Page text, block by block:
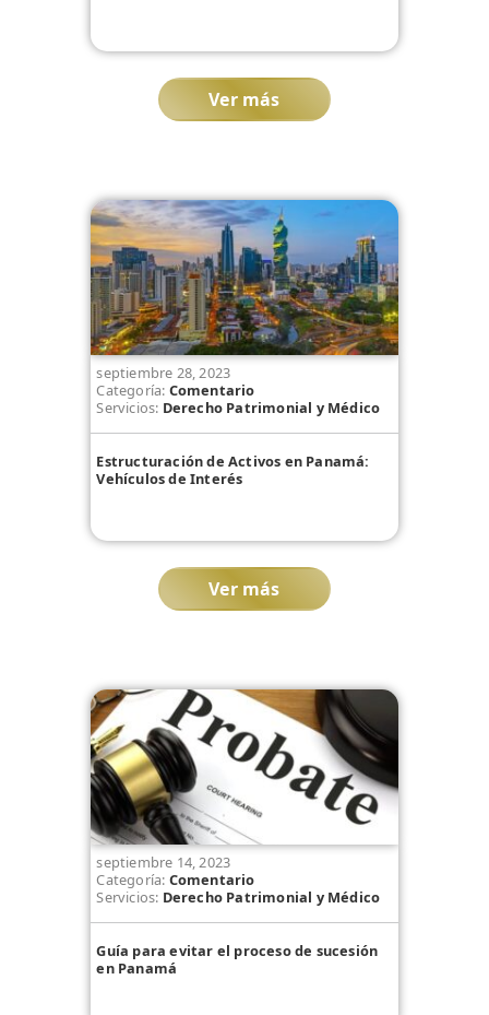
Ver más
septiembre 28, 2023
Categoría: Comentario
Servicios: Derecho Patrimonial y Médico
Estructuración de Activos en Panamá:
Vehículos de Interés
Ver más
septiembre 14, 2023
Categoría: Comentario
Servicios: Derecho Patrimonial y Médico
Guía para evitar el proceso de sucesión
en Panamá